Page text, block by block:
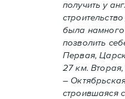
получить у
была намного
позволить
Первая,
27 км. Вторая,
–
строившаяся